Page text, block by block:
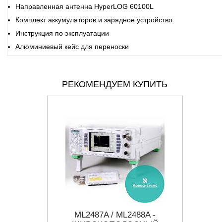
Направленная антенна HyperLOG 60100L
Комплект аккумуляторов и зарядное устройство
Инструкция по эксплуатации
Алюминиевый кейс для переноски
РЕКОМЕНДУЕМ КУПИТЬ
ML2487A / ML2488A -